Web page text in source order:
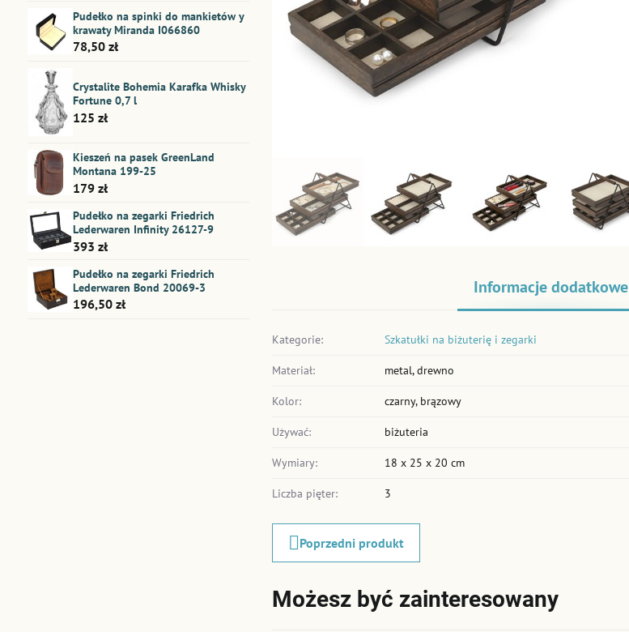
Informacje dodatkowe
Kategorie: Szkatułki na biżuterię i zegarki
Materiał: metal, drewno
Kolor: czarny, brązowy
Używać: biżuteria
Wymiary: 18 x 25 x 20 cm
Liczba pięter: 3
Poprzedni produkt
Możesz być zainteresowany
Pudełko na spinki do mankietów y
krawaty Miranda I066860
78,50 zł
Crystalite Bohemia Karafka Whisky
Fortune 0,7 l
125 zł
Kieszeń na pasek GreenLand
Montana 199-25
179 zł
Pudełko na zegarki Friedrich
Lederwaren Infinity 26127-9
393 zł
Pudełko na zegarki Friedrich
Lederwaren Bond 20069-3
196,50 zł